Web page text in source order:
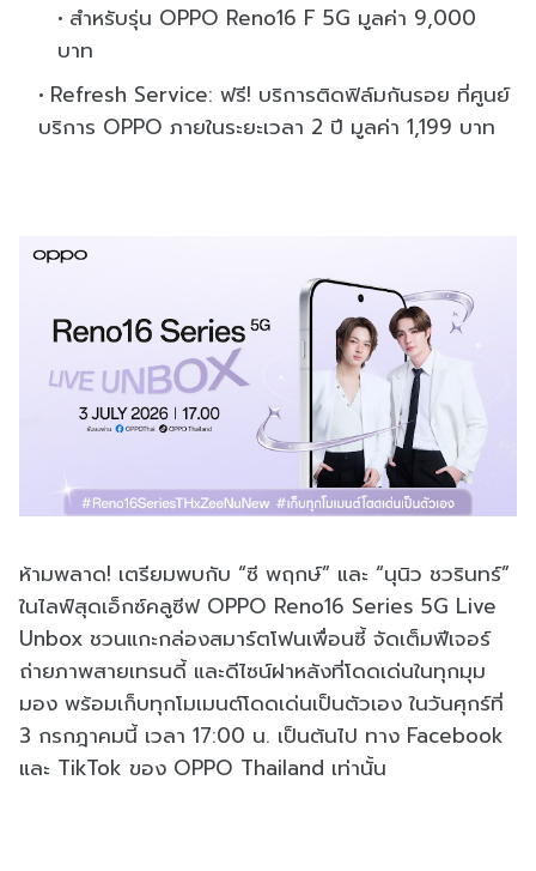
สำหรับรุ่น OPPO Reno16 F 5G มูลค่า 9,000
บาท
Refresh Service: ฟรี! บริการติดฟิล์มกันรอย ที่ศูนย์
บริการ OPPO ภายในระยะเวลา 2 ปี มูลค่า 1,199 บาท
ห้ามพลาด! เตรียมพบกับ “ซี พฤกษ์” และ “นุนิว ชวรินทร์”
ในไลฟ์สุดเอ็กซ์คลูซีฟ OPPO Reno16 Series 5G Live
Unbox ชวนแกะกล่องสมาร์ตโฟนเพื่อนซี้ จัดเต็มฟีเจอร์
ถ่ายภาพสายเทรนดี้ และดีไซน์ฝาหลังที่โดดเด่นในทุกมุม
มอง พร้อมเก็บทุกโมเมนต์โดดเด่นเป็นตัวเอง ในวันศุกร์ที่
3 กรกฎาคมนี้ เวลา 17:00 น. เป็นต้นไป ทาง Facebook
และ TikTok ของ OPPO Thailand เท่านั้น